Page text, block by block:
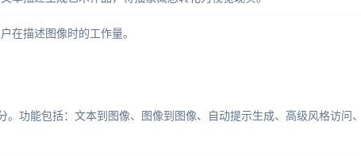
在描述图像时的工作量。
功能包括：文本到图像、图像到图像、自动提示生成、高级风格访问